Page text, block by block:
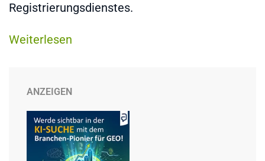
Registrierungsdienstes.
Weiterlesen
ANZEIGEN